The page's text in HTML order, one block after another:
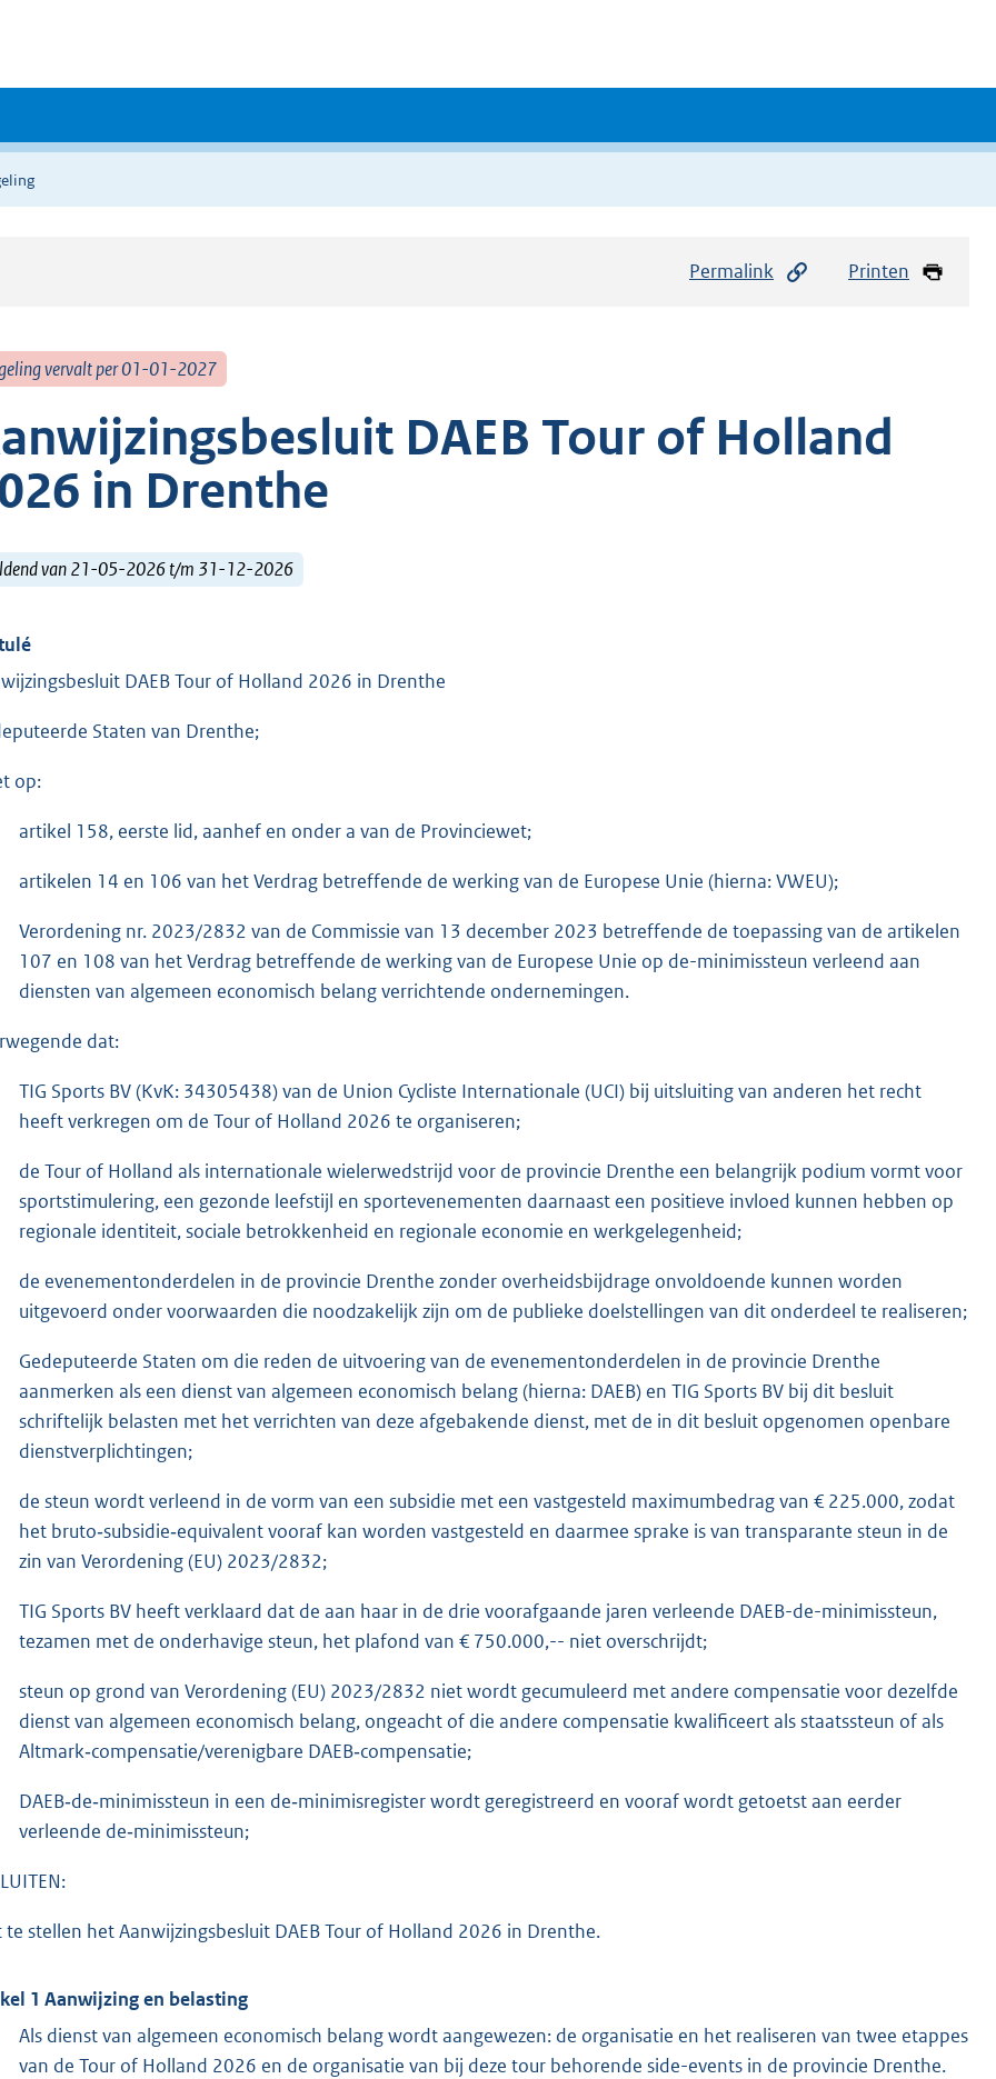
Permalink Printen
vervalt per 01-01-2027
DAEB Tour of Holland
in Drenthe
van 21-05-2026 t/m 31-12-2026
DAEB Tour of Holland 2026 in Drenthe
Staten van Drenthe;
op:
artikel 158, eerste lid, aanhef en onder a van de Provinciewet;
artikelen 14 en 106 van het Verdrag betreffende de werking van de Europese Unie (hierna: VWEU);
Verordening nr. 2023/2832 van de Commissie van 13 december 2023 betreffende de toepassing van de artikelen
107 en 108 van het Verdrag betreffende de werking van de Europese Unie op de-minimissteun verleend aan
diensten van algemeen economisch belang verrichtende ondernemingen.
dat:
TIG Sports BV (KvK: 34305438) van de Union Cycliste Internationale (UCI) bij uitsluiting van anderen het recht
heeft verkregen om de Tour of Holland 2026 te organiseren;
de Tour of Holland als internationale wielerwedstrijd voor de provincie Drenthe een belangrijk podium vormt voor
sportstimulering, een gezonde leefstijl en sportevenementen daarnaast een positieve invloed kunnen hebben op
regionale identiteit, sociale betrokkenheid en regionale economie en werkgelegenheid;
de evenementonderdelen in de provincie Drenthe zonder overheidsbijdrage onvoldoende kunnen worden
uitgevoerd onder voorwaarden die noodzakelijk zijn om de publieke doelstellingen van dit onderdeel te realiseren;
Gedeputeerde Staten om die reden de uitvoering van de evenementonderdelen in de provincie Drenthe
aanmerken als een dienst van algemeen economisch belang (hierna: DAEB) en TIG Sports BV bij dit besluit
schriftelijk belasten met het verrichten van deze afgebakende dienst, met de in dit besluit opgenomen openbare
dienstverplichtingen;
de steun wordt verleend in de vorm van een subsidie met een vastgesteld maximumbedrag van € 225.000, zodat
het bruto‑subsidie‑equivalent vooraf kan worden vastgesteld en daarmee sprake is van transparante steun in de
zin van Verordening (EU) 2023/2832;
TIG Sports BV heeft verklaard dat de aan haar in de drie voorafgaande jaren verleende DAEB-de-minimissteun,
tezamen met de onderhavige steun, het plafond van € 750.000,-- niet overschrijdt;
steun op grond van Verordening (EU) 2023/2832 niet wordt gecumuleerd met andere compensatie voor dezelfde
dienst van algemeen economisch belang, ongeacht of die andere compensatie kwalificeert als staatssteun of als
Altmark‑compensatie/verenigbare DAEB‑compensatie;
DAEB‑de‑minimissteun in een de‑minimisregister wordt geregistreerd en vooraf wordt getoetst aan eerder
verleende de‑minimissteun;
te stellen het Aanwijzingsbesluit DAEB Tour of Holland 2026 in Drenthe.
1 Aanwijzing en belasting
Als dienst van algemeen economisch belang wordt aangewezen: de organisatie en het realiseren van twee etappes
van de Tour of Holland 2026 en de organisatie van bij deze tour behorende side-events in de provincie Drenthe.